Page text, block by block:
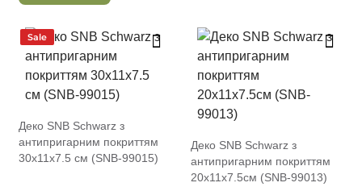
Sale
Деко SNB Schwarz з
антипригарним покриттям
30х11х7.5 см (SNB-99015)
Деко SNB Schwarz з
антипригарним покриттям
20х11х7.5см (SNB-99013)